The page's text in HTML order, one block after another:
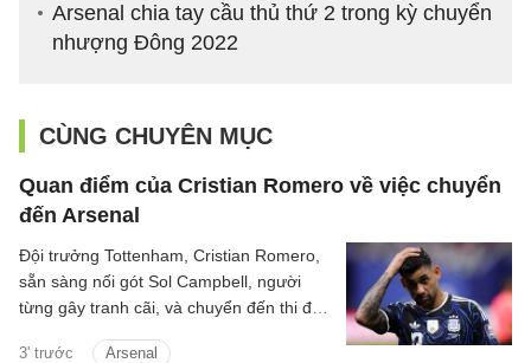
Arsenal chia tay cầu thủ thứ 2 trong kỳ chuyển
nhượng Đông 2022
CÙNG CHUYÊN MỤC
Quan điểm của Cristian Romero về việc chuyển
đến Arsenal
3' trước Arsenal
Đội trưởng Tottenham, Cristian Romero,
sẵn sàng nối gót Sol Campbell, người
từng gây tranh cãi, và chuyển đến thi đấu